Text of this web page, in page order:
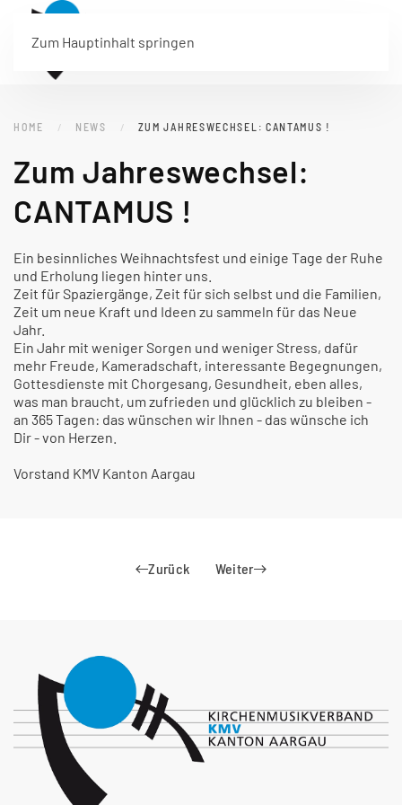
Zum Hauptinhalt springen
HOME NEWS ZUM JAHRESWECHSEL: CANTAMUS !
Zum Jahreswechsel:
CANTAMUS !
Ein besinnliches Weihnachtsfest und einige Tage der Ruhe
und Erholung liegen hinter uns.
Zeit für Spaziergänge, Zeit für sich selbst und die Familien,
Zeit um neue Kraft und Ideen zu sammeln für das Neue
Jahr.
Ein Jahr mit weniger Sorgen und weniger Stress, dafür
mehr Freude, Kameradschaft, interessante Begegnungen,
Gottesdienste mit Chorgesang, Gesundheit, eben alles,
was man braucht, um zufrieden und glücklich zu bleiben -
an 365 Tagen: das wünschen wir Ihnen - das wünsche ich
Dir - von Herzen.
Vorstand KMV Kanton Aargau
Zurück Weiter